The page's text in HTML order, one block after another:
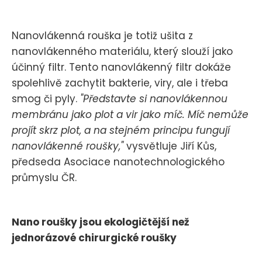
Nanovlákenná rouška je totiž ušita z
nanovlákenného materiálu, který slouží jako
účinný filtr. Tento nanovlákenný filtr dokáže
spolehlivě zachytit bakterie, viry, ale i třeba
smog či pyly. "Představte si nanovlákennou
membránu jako plot a vir jako míč. Míč nemůže
projít skrz plot, a na stejném principu fungují
nanovlákenné roušky,"vysvětluje Jiří Kůs,
předseda Asociace nanotechnologického
průmyslu ČR.
Nano roušky jsou ekologičtější než
jednorázové chirurgické roušky